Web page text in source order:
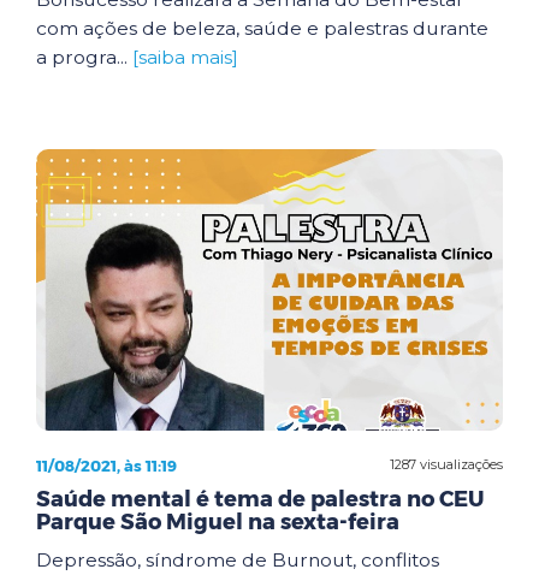
com ações de beleza, saúde e palestras durante
a progra... [saiba mais]
1287 visualizações
11/08/2021, às 11:19
Saúde mental é tema de palestra no CEU
Parque São Miguel na sexta-feira
Depressão, síndrome de Burnout, conflitos